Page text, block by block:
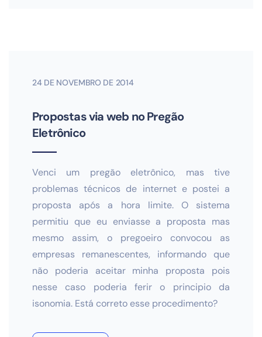
24 DE NOVEMBRO DE 2014
Propostas via web no Pregão
Eletrônico
Venci um pregão eletrônico, mas tive
problemas técnicos de internet e postei a
proposta após a hora limite. O sistema
permitiu que eu enviasse a proposta mas
mesmo assim, o pregoeiro convocou as
empresas remanescentes, informando que
não poderia aceitar minha proposta pois
nesse caso poderia ferir o principio da
isonomia. Está correto esse procedimento?